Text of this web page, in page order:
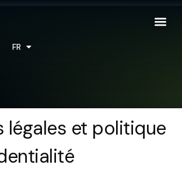
FR
EN
légales et politique